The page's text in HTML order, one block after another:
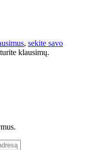
, sekite savo
klausimų.